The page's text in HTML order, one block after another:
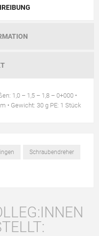
1,0 – 1,5 – 1,8 – 0+000 •
• Gewicht: 30 g PE: 1 Stück
Schraubendreher